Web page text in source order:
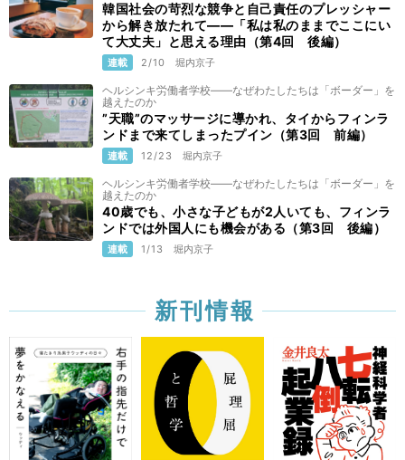
韓国社会の苛烈な競争と自己責任のプレッシャー
から解き放たれて――「私は私のままでここにい
て大丈夫」と思える理由（第4回 後編）
連載 2/10 堀内京子
ヘルシンキ労働者学校——なぜわたしたちは「ボーダー」を
越えたのか
”天職”のマッサージに導かれ、タイからフィンラ
ンドまで来てしまったプイン（第3回 前編）
連載 12/23 堀内京子
ヘルシンキ労働者学校——なぜわたしたちは「ボーダー」を
越えたのか
40歳でも、小さな子どもが2人いても、フィンラ
ンドでは外国人にも機会がある（第3回 後編）
連載 1/13 堀内京子
新刊情報